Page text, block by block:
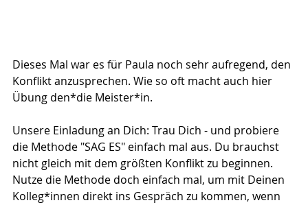
Dieses Mal war es für Paula noch sehr aufregend, den
Konflikt anzusprechen. Wie so oft macht auch hier
Übung den*die Meister*in.
Unsere Einladung an Dich: Trau Dich - und probiere
die Methode "SAG ES" einfach mal aus. Du brauchst
nicht gleich mit dem größten Konflikt zu beginnen.
Nutze die Methode doch einfach mal, um mit Deinen
Kolleg*innen direkt ins Gespräch zu kommen, wenn